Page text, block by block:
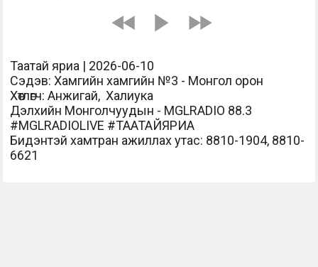
Таатай яриа | 2026-06-10
Сэдэв: Хамгийн хамгийн №3 - Монгол орон
Хөтлөгч: Анжигай, Халиука
Дэлхийн Монголчуудын - MGLRADIO 88.3
#MGLRADIOLIVE #ТААТАЙЯРИА
Бидэнтэй хамтран ажиллах утас: 8810-1904, 8810-
6621